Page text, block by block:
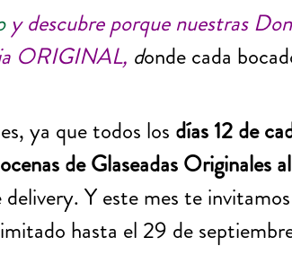
y descubre porque nuestras
ORIGINAL, donde cada
ya que todos los días 12 de
de Glaseadas Originales al
Y este mes te
hasta el 29 de